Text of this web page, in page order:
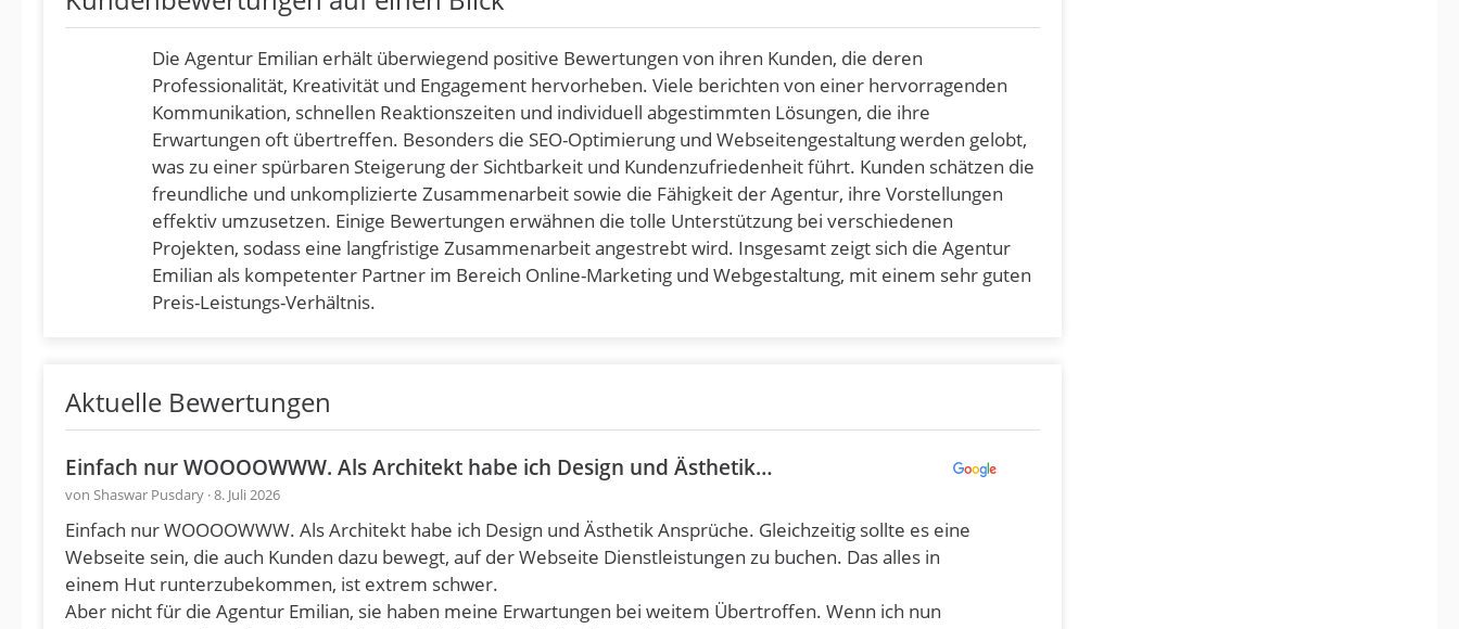
Die Agentur Emilian erhält überwiegend positive Bewertungen von ihren Kunden, die deren
Professionalität, Kreativität und Engagement hervorheben. Viele berichten von einer hervorragenden
Kommunikation, schnellen Reaktionszeiten und individuell abgestimmten Lösungen, die ihre
Erwartungen oft übertreffen. Besonders die SEO-Optimierung und Webseitengestaltung werden gelobt,
was zu einer spürbaren Steigerung der Sichtbarkeit und Kundenzufriedenheit führt. Kunden schätzen die
freundliche und unkomplizierte Zusammenarbeit sowie die Fähigkeit der Agentur, ihre Vorstellungen
effektiv umzusetzen. Einige Bewertungen erwähnen die tolle Unterstützung bei verschiedenen
Projekten, sodass eine langfristige Zusammenarbeit angestrebt wird. Insgesamt zeigt sich die Agentur
Emilian als kompetenter Partner im Bereich Online-Marketing und Webgestaltung, mit einem sehr guten
Preis-Leistungs-Verhältnis.
Aktuelle Bewertungen
Einfach nur WOOOOWWW. Als Architekt habe ich Design und Ästhetik…
von Shaswar Pusdary · 8. Juli 2026
Einfach nur WOOOOWWW. Als Architekt habe ich Design und Ästhetik Ansprüche. Gleichzeitig sollte es eine
Webseite sein, die auch Kunden dazu bewegt, auf der Webseite Dienstleistungen zu buchen. Das alles in
einem Hut runterzubekommen, ist extrem schwer.
Aber nicht für die Agentur Emilian, sie haben meine Erwartungen bei weitem Übertroffen. Wenn ich nun